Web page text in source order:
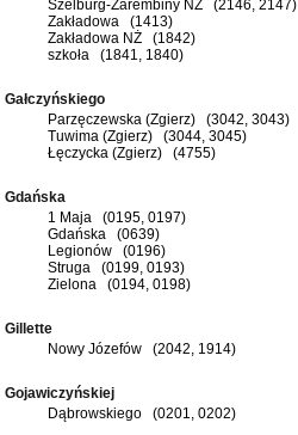
Szelburg-Zarembiny NŻ (2146, 2147)
Zakładowa (1413)
Zakładowa NŻ (1842)
szkoła (1841, 1840)
Gałczyńskiego
Parzęczewska (Zgierz) (3042, 3043)
Tuwima (Zgierz) (3044, 3045)
Łęczycka (Zgierz) (4755)
Gdańska
1 Maja (0195, 0197)
Gdańska (0639)
Legionów (0196)
Struga (0199, 0193)
Zielona (0194, 0198)
Gillette
Nowy Józefów (2042, 1914)
Gojawiczyńskiej
Dąbrowskiego (0201, 0202)